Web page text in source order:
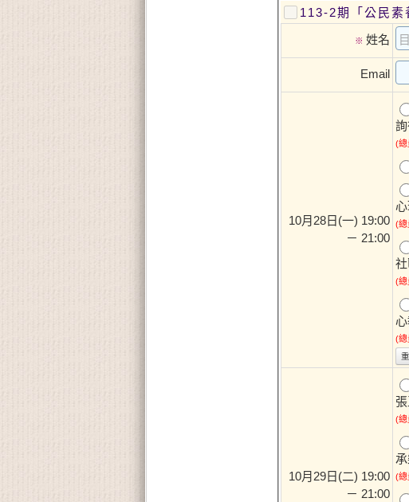
113-2期「公民素
※ 姓名
Email
10月28日(一) 19:00
－ 21:00
(總
(總
(總
(總
10月29日(二) 19:00
－ 21:00
(總
(總